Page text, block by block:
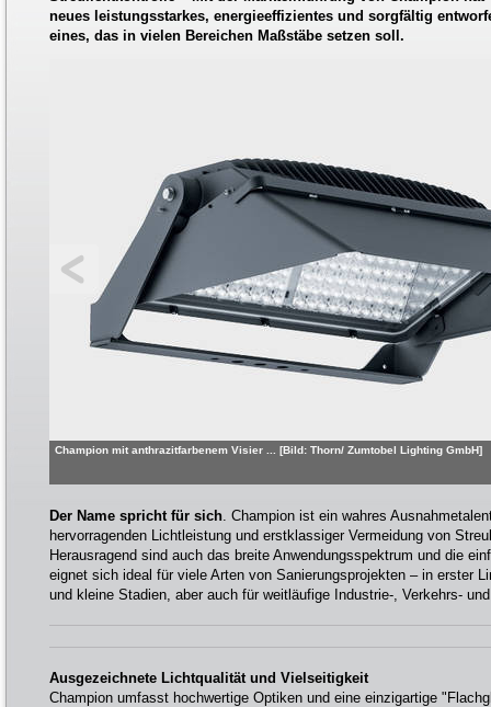
neues leistungsstarkes, energieeffizientes und sorgfältig
eines, das in vielen Bereichen Maßstäbe setzen soll.
Champion mit anthrazitfarbenem Visier ... [Bild: Thorn/ Zumtobel Lighting GmbH]
Der Name spricht für sich. Champion ist ein wahres
hervorragenden Lichtleistung und erstklassiger Vermeidung von
Herausragend sind auch das breite Anwendungsspektrum und die
eignet sich ideal für viele Arten von Sanierungsprojekten – in erster
und kleine Stadien, aber auch für weitläufige Industrie-, Verkehrs-
Ausgezeichnete Lichtqualität und Vielseitigkeit
Champion umfasst hochwertige Optiken und eine einzigartige